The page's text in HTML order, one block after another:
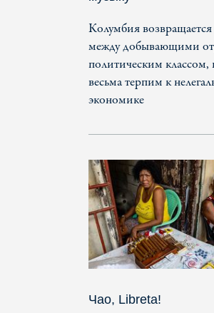
Колумбия возвращается
между добывающими
политическим
весьма терпим к
экономике
Чао, Libreta!